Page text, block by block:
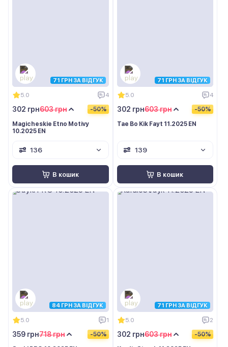
71 ГРН ЗА ВІДГУК
5.0 4
603 грн
302 грн -50%
Magicheskie Etno Motivy
10.2025 EN
136
В кошик
71 ГРН ЗА ВІДГУК
5.0 4
603 грн
302 грн -50%
Tae Bo Kik Fayt 11.2025 EN
139
В кошик
84 ГРН ЗА ВІДГУК
5.0 1
718 грн
359 грн -50%
71 ГРН ЗА ВІДГУК
5.0 2
603 грн
302 грн -50%